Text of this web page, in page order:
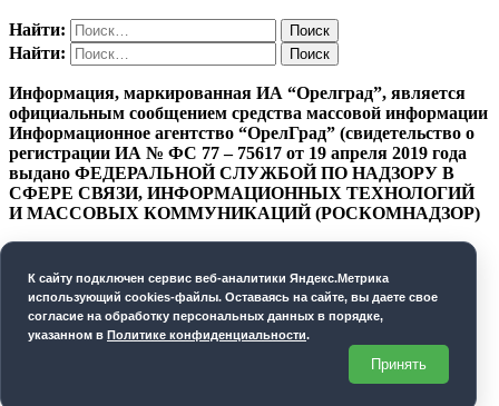
Найти:
Найти:
Информация, маркированная ИА “Орелград”, является
официальным сообщением средства массовой информации
Информационное агентство “ОрелГрад” (свидетельство о
регистрации ИА № ФС 77 – 75617 от 19 апреля 2019 года
выдано ФЕДЕРАЛЬНОЙ СЛУЖБОЙ ПО НАДЗОРУ В
СФЕРЕ СВЯЗИ, ИНФОРМАЦИОННЫХ ТЕХНОЛОГИЙ
И МАССОВЫХ КОММУНИКАЦИЙ (РОСКОМНАДЗОР)
СОГЛАСИЕ НА ОБРАБОТКУ ПЕРСОНАЛЬНЫХ
ДАННЫХ
К cайту подключен сервис веб-аналитики Яндекс.Метрика
использующий cookies-файлы. Оставаясь на сайте, вы даете свое
согласие на обработку персональных данных в порядке,
указанном в Политике конфиденциальности.
Принять